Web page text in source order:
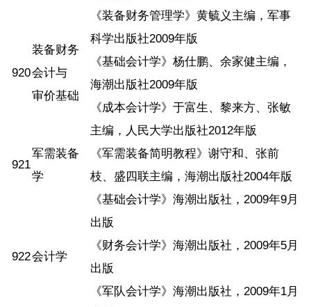
920
装备财务
会计与
审价基础
《装备财务管理学》黄毓义主编，军事
科学出版社2009年版
《基础会计学》杨仕鹏、余家健主编，
海潮出版社2009年版
《成本会计学》于富生、黎来方、张敏
主编，人民大学出版社2012年版
921
军需装备
学
《军需装备简明教程》谢守和、张前
枝、盛四联主编，海潮出版社2004年版
922会计学
《基础会计学》海潮出版社，2009年9月
出版
《财务会计学》海潮出版社，2009年5月
出版
《军队会计学》海潮出版社，2009年1月